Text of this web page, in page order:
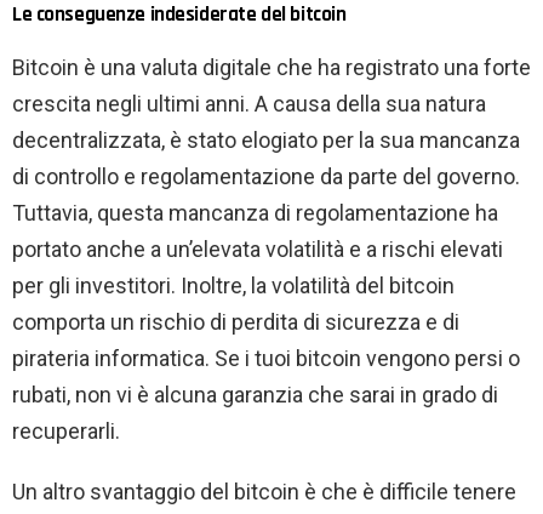
Le conseguenze indesiderate del bitcoin
Bitcoin è una valuta digitale che ha registrato una forte
crescita negli ultimi anni. A causa della sua natura
decentralizzata, è stato elogiato per la sua mancanza
di controllo e regolamentazione da parte del governo.
Tuttavia, questa mancanza di regolamentazione ha
portato anche a un’elevata volatilità e a rischi elevati
per gli investitori. Inoltre, la volatilità del bitcoin
comporta un rischio di perdita di sicurezza e di
pirateria informatica. Se i tuoi bitcoin vengono persi o
rubati, non vi è alcuna garanzia che sarai in grado di
recuperarli.
Un altro svantaggio del bitcoin è che è difficile tenere